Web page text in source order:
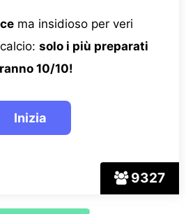
9327
ma insidioso per veri
solo i più preparati
10/10!